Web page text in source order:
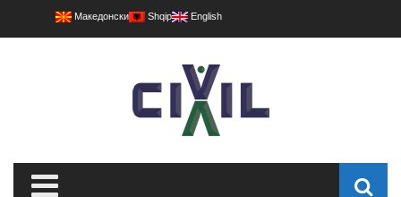
Македонски Shqip English